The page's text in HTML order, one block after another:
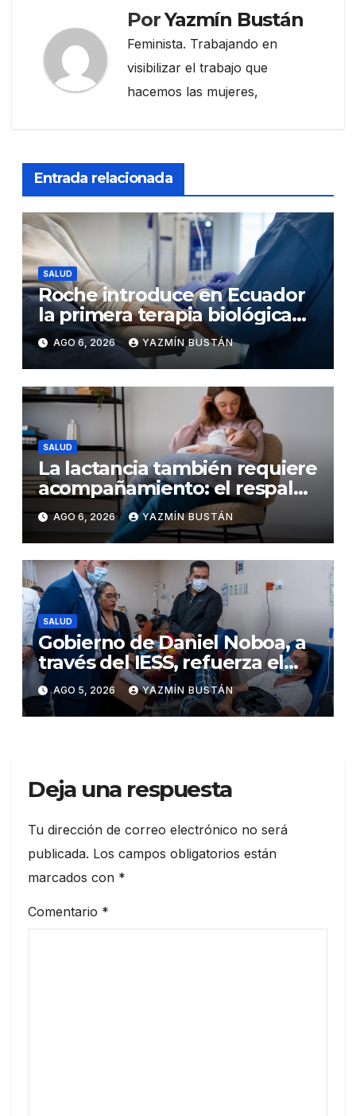
PorYazmín Bustán
Feminista. Trabajando en
visibilizar el trabajo que
hacemos las mujeres,
Entrada relacionada
SALUD
Roche introduce en Ecuador
la primera terapia biológica
de precisión capaz de
detener el daño renal por
nefritis lúpica
AGO 6, 2026 YAZMÍN BUSTÁN
SALUD
La lactancia también requiere
acompañamiento: el respaldo
que necesitan la madre y el
bebé
AGO 6, 2026 YAZMÍN BUSTÁN
SALUD
Gobierno de Daniel Noboa, a
través del IESS, refuerza el
abastecimiento de insulina
en 86 establecimientos de
salud
AGO 5, 2026 YAZMÍN BUSTÁN
Deja una respuesta
Tu dirección de correo electrónico no será
publicada. Los campos obligatorios están
marcados con *
Comentario *